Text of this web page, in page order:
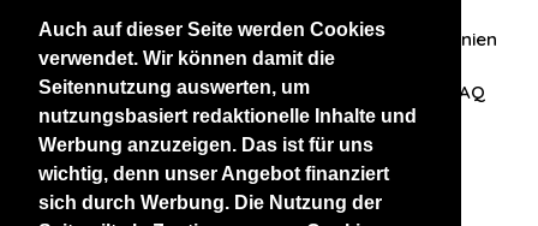
Auch auf dieser Seite werden Cookies
verwendet. Wir können damit die
Seitennutzung auswerten, um
nutzungsbasiert redaktionelle Inhalte und
Werbung anzuzeigen. Das ist für uns
wichtig, denn unser Angebot finanziert
sich durch Werbung. Die Nutzung der
Datenschutzerklärung AGB Datenschutzrichtlinien
Nehmen Sie Kontakt mit uns auf FAQ
Unsere anderen Websites
BlackAndBeauties RussianKisses